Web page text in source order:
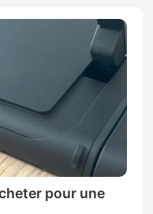
pour une